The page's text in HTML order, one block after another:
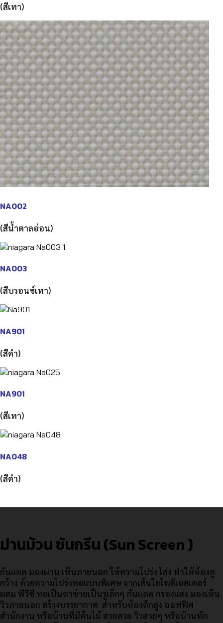
(สีเทา)
NA002
(สีน้ำตาลอ่อน)
NA003
(สีบรอนซ์เทา)
NA901
(สีดำ)
NA901
(สีเทา)
NA048
(สีดำ)
ม่านม้วน ซันกรีน (Sun Screen )
กันแดด มองผ่าน เห็นภายนอก ให้ความโปร่ง โล่ง ทำให้ห้องดู
กว้าง ด้วยความโปร่งทอแบบพิเศษ จากเส้นใยโพลีเอสเตอร์
ผสม พีวีซี ทอเป็นตาข่ายเป็นรูเล็กๆ กันแดด กรองแสง มองเห็น
วิวภายนอก สร้างบรรยากาศ สำหรับห้องตึกสูง ออฟฟิศ
สำนักงาน หรือบ้านที่มีต้นไม้ สวยสวย วิวสวยๆ หรือบ้านพัก